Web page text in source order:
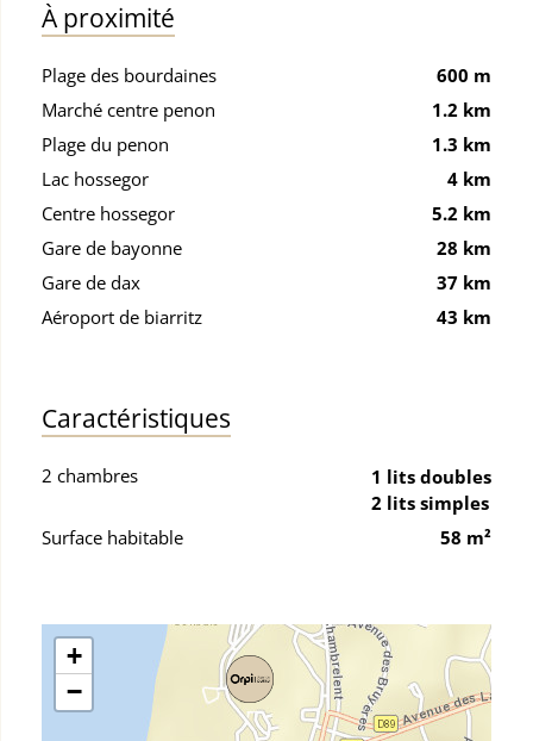
À proximité
Plage des bourdaines
600 m
Marché centre penon
1.2 km
Plage du penon
1.3 km
Lac hossegor
4 km
Centre hossegor
5.2 km
Gare de bayonne
28 km
Gare de dax
37 km
Aéroport de biarritz
43 km
Caractéristiques
2 chambres
1 lits doubles
2 lits simples
Surface habitable
58 m²
+
−